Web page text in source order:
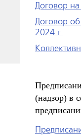
Договор
Договор
2024 г.
(надзор) в